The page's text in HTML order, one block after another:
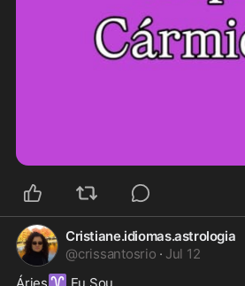
Cristiane.idiomas.astrologia
@crissantosrio · Jul 12
♈